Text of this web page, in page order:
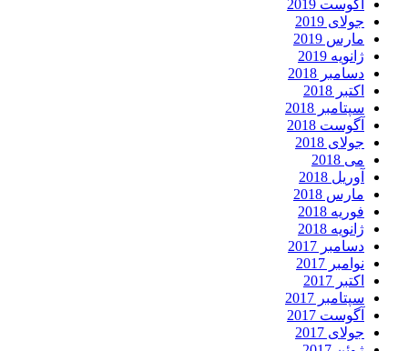
آگوست 2019
جولای 2019
مارس 2019
ژانویه 2019
دسامبر 2018
اکتبر 2018
سپتامبر 2018
آگوست 2018
جولای 2018
می 2018
آوریل 2018
مارس 2018
فوریه 2018
ژانویه 2018
دسامبر 2017
نوامبر 2017
اکتبر 2017
سپتامبر 2017
آگوست 2017
جولای 2017